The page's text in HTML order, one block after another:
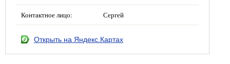
Контактное лицо: Сергей
Открыть на Яндекс.Картах